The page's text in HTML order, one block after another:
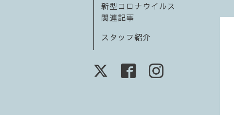
新型コロナウイルス
関連記事
スタッフ紹介